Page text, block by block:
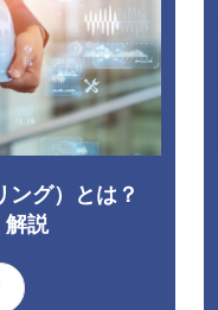
ング）とは？
解説